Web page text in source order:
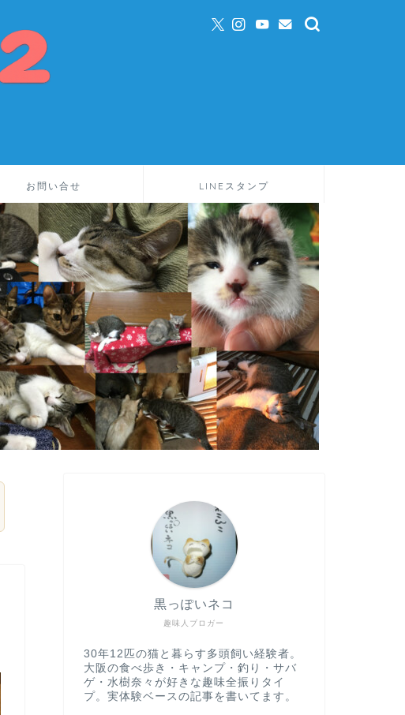
お問い合せ LINEスタンプ
趣味人ブロガー
黒っぽいネコ
30年12匹の猫と暮らす多頭飼い経験者。
大阪の食べ歩き・キャンプ・釣り・サバ
ゲ・水樹奈々が好きな趣味全振りタイ
プ。実体験ベースの記事を書いてます。